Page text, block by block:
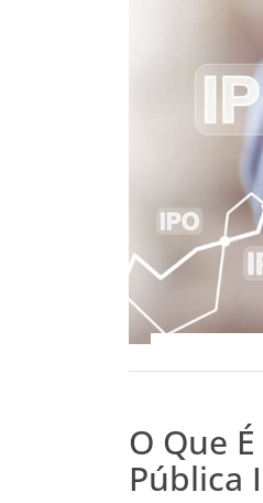
O Que É
Pública